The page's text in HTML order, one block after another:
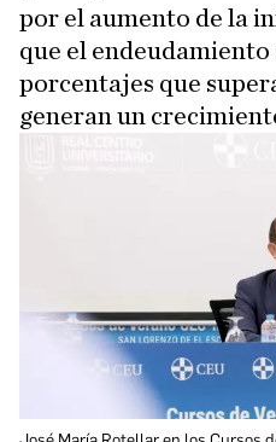
por el aumento de la
que el endeudamiento
porcentajes que
generan un